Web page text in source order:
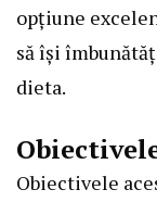
opțiune
să își
dieta.
Obiectivele